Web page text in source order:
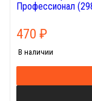
Профессионал
470 ₽
В наличии